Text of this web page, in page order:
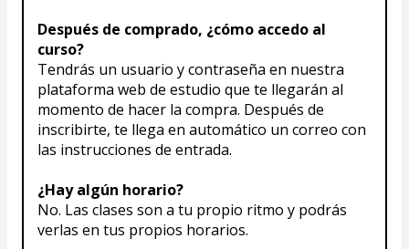
Después de comprado, ¿cómo accedo al
curso?
Tendrás un usuario y contraseña en nuestra
plataforma web de estudio que te llegarán al
momento de hacer la compra. Después de
inscribirte, te llega en automático un correo con
las instrucciones de entrada.
¿Hay algún horario?
No. Las clases son a tu propio ritmo y podrás
verlas en tus propios horarios.